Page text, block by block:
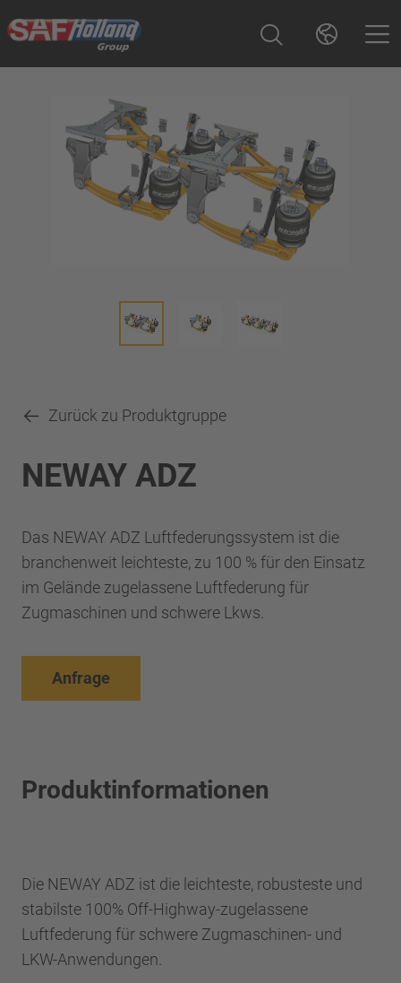
Zurück zu Produktgruppe
NEWAY ADZ
Das NEWAY ADZ Luftfederungssystem ist die
branchenweit leichteste, zu 100 % für den Einsatz
im Gelände zugelassene Luftfederung für
Zugmaschinen und schwere Lkws.
Anfrage
Produktinformationen
Die NEWAY ADZ ist die leichteste, robusteste und
stabilste 100% Off-Highway-zugelassene
Luftfederung für schwere Zugmaschinen- und
LKW-Anwendungen.